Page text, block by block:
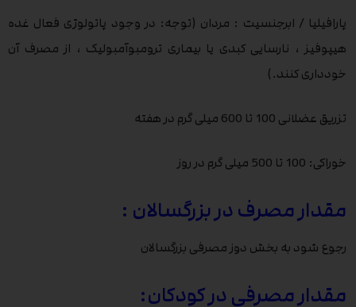
پارافیلیا / ابرجنسیت : مردان (توجه: در وجود پاتولوژی فعال غده
هیپوفیز ، نارسایی کبدی یا بیماری ترومبوآمبولیک ، از مصرف آن
خودداری کنند.)
تزریق عضلانی 100 تا 600 میلی گرم در هفته
خوراکی: 100 تا 500 میلی گرم در روز
مقدار مصرف در بزرگسالان :
رجوع شود به بخش دوز مصرفی بزرگسالان
مقدار مصرفی در کودکان: